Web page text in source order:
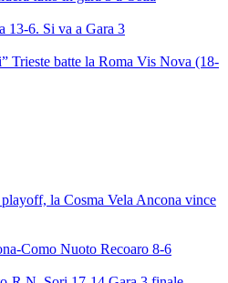
13-6. Si va a Gara 3
Trieste batte la Roma Vis Nova (18-
la Cosma Vela Ancona vince
Como Nuoto Recoaro 8-6